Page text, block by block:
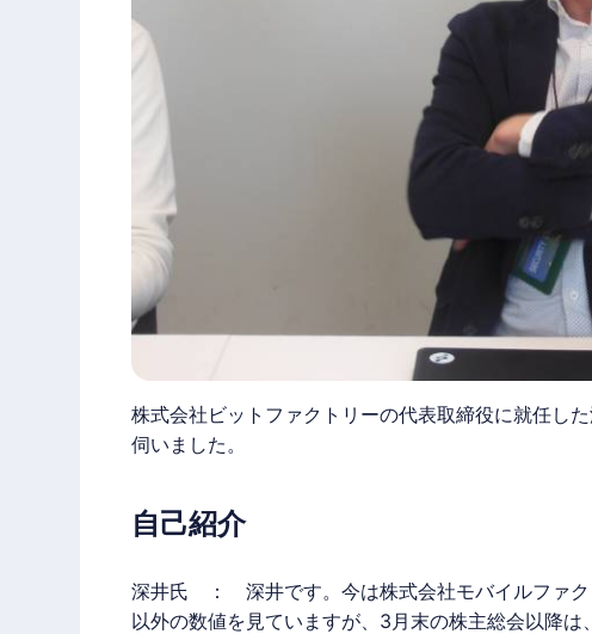
株式会社ビットファクトリーの代表取締役に就任し
伺いました。
自己紹介
深井氏 ： 深井です。今は株式会社モバイルファ
以外の数値を見ていますが、3月末の株主総会以降